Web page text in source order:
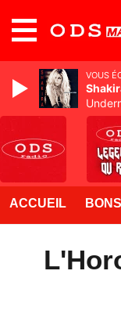
ACCUEIL
VOUS